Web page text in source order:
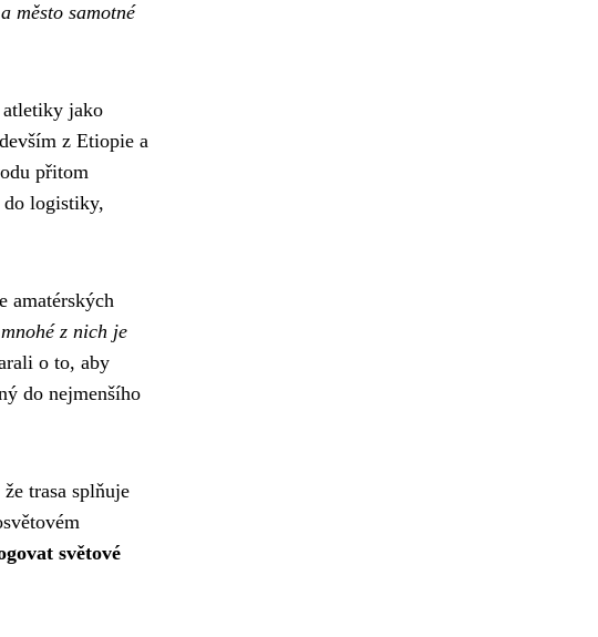
město samotné
atletiky jako
z Etiopie a
přitom
do logistiky,
amatérských
z nich je
o to, aby
do nejmenšího
trasa splňuje
světové